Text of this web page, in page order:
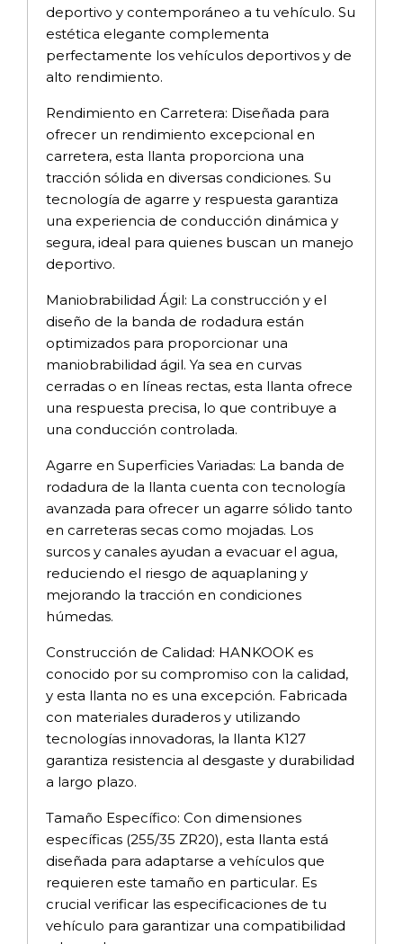
deportivo y contemporáneo a tu vehículo. Su
estética elegante complementa
perfectamente los vehículos deportivos y de
alto rendimiento.
Rendimiento en Carretera: Diseñada para
ofrecer un rendimiento excepcional en
carretera, esta llanta proporciona una
tracción sólida en diversas condiciones. Su
tecnología de agarre y respuesta garantiza
una experiencia de conducción dinámica y
segura, ideal para quienes buscan un manejo
deportivo.
Maniobrabilidad Ágil: La construcción y el
diseño de la banda de rodadura están
optimizados para proporcionar una
maniobrabilidad ágil. Ya sea en curvas
cerradas o en líneas rectas, esta llanta ofrece
una respuesta precisa, lo que contribuye a
una conducción controlada.
Agarre en Superficies Variadas: La banda de
rodadura de la llanta cuenta con tecnología
avanzada para ofrecer un agarre sólido tanto
en carreteras secas como mojadas. Los
surcos y canales ayudan a evacuar el agua,
reduciendo el riesgo de aquaplaning y
mejorando la tracción en condiciones
húmedas.
Construcción de Calidad: HANKOOK es
conocido por su compromiso con la calidad,
y esta llanta no es una excepción. Fabricada
con materiales duraderos y utilizando
tecnologías innovadoras, la llanta K127
garantiza resistencia al desgaste y durabilidad
a largo plazo.
Tamaño Específico: Con dimensiones
específicas (255/35 ZR20), esta llanta está
diseñada para adaptarse a vehículos que
requieren este tamaño en particular. Es
crucial verificar las especificaciones de tu
vehículo para garantizar una compatibilidad